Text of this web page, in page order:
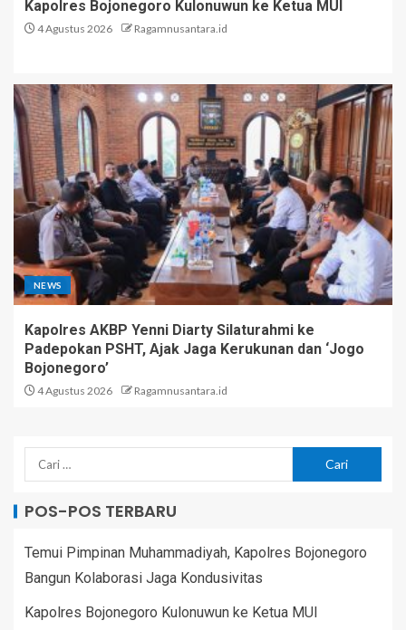
Kapolres Bojonegoro Kulonuwun ke Ketua MUI
4 Agustus 2026 Ragamnusantara.id
NEWS
Kapolres AKBP Yenni Diarty Silaturahmi ke
Padepokan PSHT, Ajak Jaga Kerukunan dan ‘Jogo
Bojonegoro’
4 Agustus 2026 Ragamnusantara.id
POS-POS TERBARU
Temui Pimpinan Muhammadiyah, Kapolres Bojonegoro
Bangun Kolaborasi Jaga Kondusivitas
Kapolres Bojonegoro Kulonuwun ke Ketua MUI